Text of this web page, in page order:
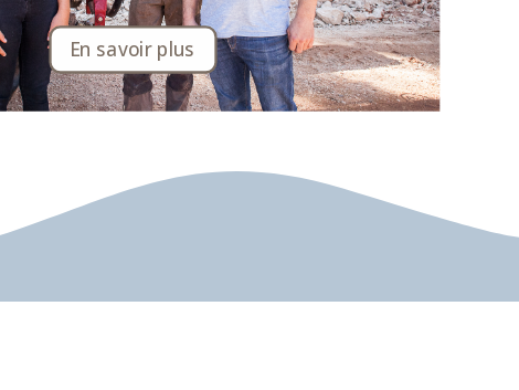
En savoir plus